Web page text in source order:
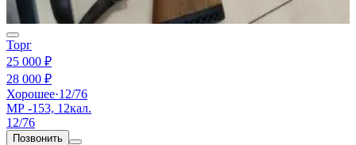
Торг
25 000 ₽
28 000 ₽
Хорошее·12/76
МР -153, 12кал.
12/76
Позвонить